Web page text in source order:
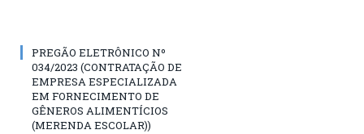
PREGÃO ELETRÔNICO Nº
034/2023 (CONTRATAÇÃO DE
EMPRESA ESPECIALIZADA
EM FORNECIMENTO DE
GÊNEROS ALIMENTÍCIOS
(MERENDA ESCOLAR))